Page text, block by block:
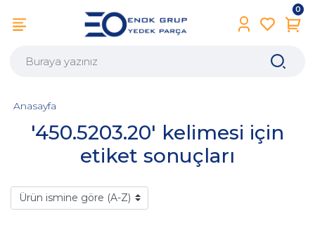
0
'450.5203.20' kelimesi için
etiket sonuçları
Anasayfa